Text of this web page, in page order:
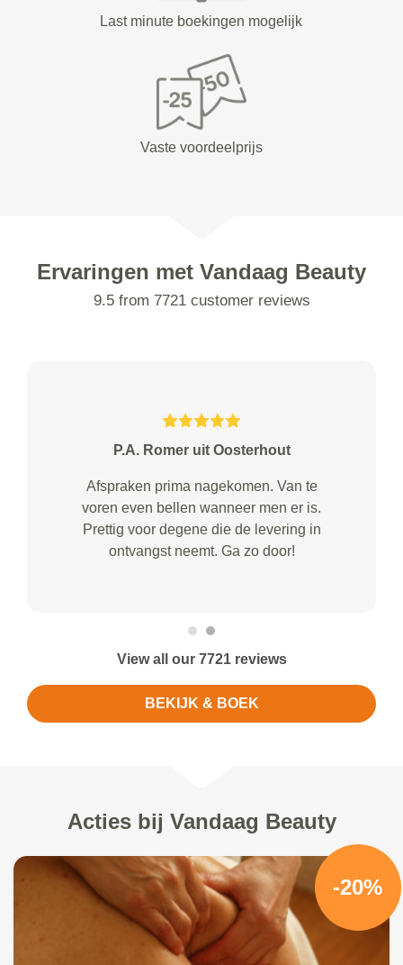
Last minute boekingen mogelijk
Vaste voordeelprijs
Ervaringen met Vandaag Beauty
9.5 from 7721 customer reviews
P.A. Romer uit Oosterhout
Afspraken prima nagekomen. Van te
voren even bellen wanneer men er is.
Prettig voor degene die de levering in
ontvangst neemt. Ga zo door!
View all our 7721 reviews
BEKIJK & BOEK
Acties bij Vandaag Beauty
-20%